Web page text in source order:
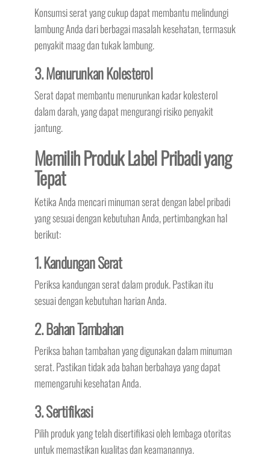
Konsumsi serat yang cukup dapat membantu melindungi
lambung Anda dari berbagai masalah kesehatan, termasuk
penyakit maag dan tukak lambung.
3. Menurunkan Kolesterol
Serat dapat membantu menurunkan kadar kolesterol
dalam darah, yang dapat mengurangi risiko penyakit
jantung.
Memilih Produk Label Pribadi yang
Tepat
Ketika Anda mencari minuman serat dengan label pribadi
yang sesuai dengan kebutuhan Anda, pertimbangkan hal
berikut:
1. Kandungan Serat
Periksa kandungan serat dalam produk. Pastikan itu
sesuai dengan kebutuhan harian Anda.
2. Bahan Tambahan
Periksa bahan tambahan yang digunakan dalam minuman
serat. Pastikan tidak ada bahan berbahaya yang dapat
memengaruhi kesehatan Anda.
3. Sertifikasi
Pilih produk yang telah disertifikasi oleh lembaga otoritas
untuk memastikan kualitas dan keamanannya.